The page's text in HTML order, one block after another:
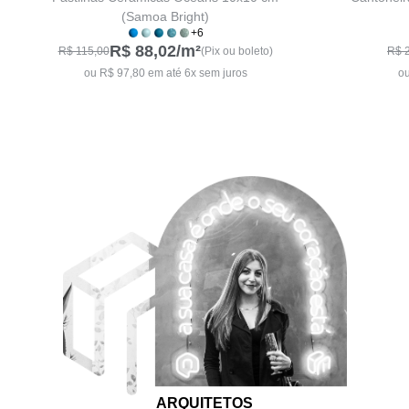
(Samoa Bright)
+6
R$ 115,00R$ 88,02/m²(Pix ou boleto)
ou R$ 97,80 em até 6x sem juros
R$
ARQUITETOS